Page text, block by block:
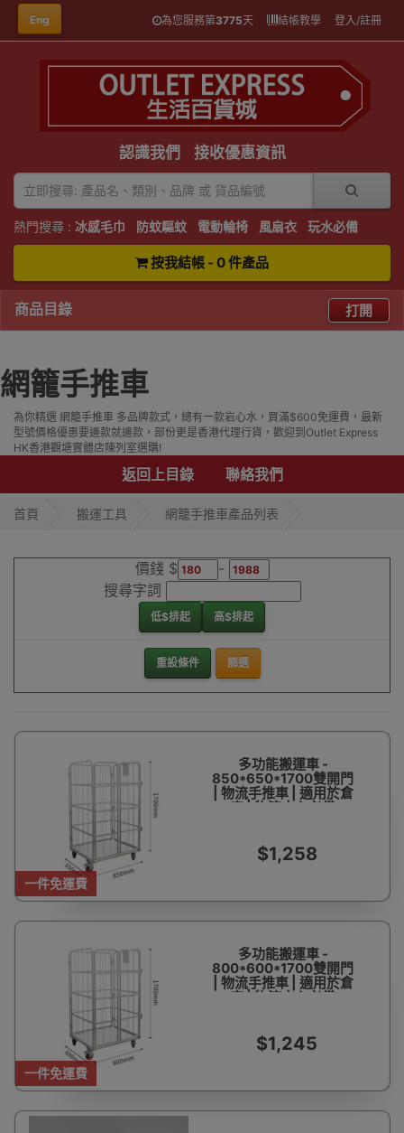
Eng 為您服務第3775天 結帳教學 登入/註冊
認識我們 接收優惠資訊
熱門搜尋 : 冰感毛巾 防蚊驅蚊 電動輪椅 風扇衣 玩水必備
按我結帳 - 0 件產品
商品目錄 打開
網籠手推車
為你精選 網籠手推車 多品牌款式，總有一款岩心水，買滿$600免運費，最新
型號價格優惠要邊款就邊款，部份更是香港代理行貨，歡迎到Outlet Express
HK香港觀塘實體店陳列室選購!
返回上目錄 聯絡我們
首頁 搬運工具 網籠手推車產品列表
價錢 $
-
搜尋字詞
低$排起 高$排起
重設條件 篩選
一件免運費
多功能搬運車 -
850*650*1700雙開門
| 物流手推車 | 適用於倉
庫 | 物流中心必備
$1,258
一件免運費
多功能搬運車 -
800*600*1700雙開門
| 物流手推車 | 適用於倉
庫 | 物流中心必備
$1,245